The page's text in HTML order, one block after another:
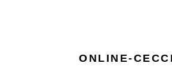
ONLINE-